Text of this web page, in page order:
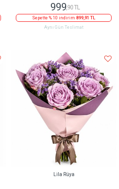
999,90 TL
Sepette % 10 indirim 899,91 TL
Aynı Gün Teslimat
Lila Rüya